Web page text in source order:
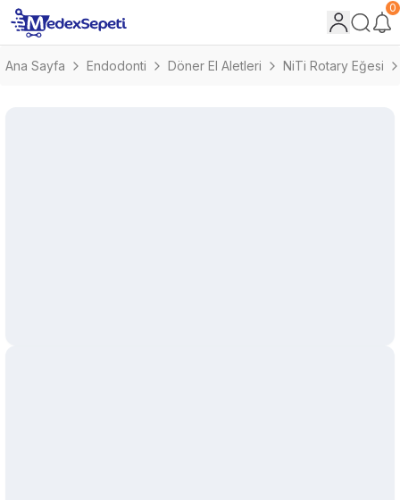
0
Ana Sayfa Endodonti Döner El Aletleri NiTi Rotary Eğesi